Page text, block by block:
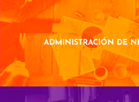
ADMINISTRACIÓN DE